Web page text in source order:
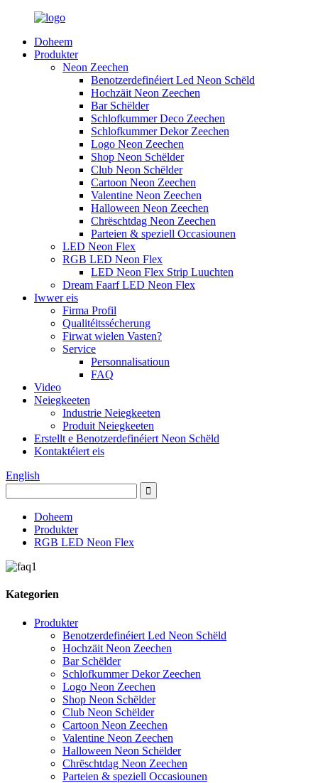
Doheem
Produkter
Neon Zeechen
Benotzerdefinéiert Led Neon Schëld
Hochzäit Neon Zeechen
Bar Schëlder
Schlofkummer Deco Zeechen
Schlofkummer Dekor Zeechen
Logo Neon Zeechen
Shop Neon Schëlder
Club Neon Schëlder
Cartoon Neon Zeechen
Valentine Neon Zeechen
Halloween Neon Zeechen
Chrëschtdag Neon Zeechen
Parteien & speziell Occasiounen
LED Neon Flex
RGB LED Neon Flex
LED Neon Flex Strip Luuchten
Dream Faarf LED Neon Flex
Iwwer eis
Firma Profil
Qualitéitssécherung
Firwat wielen Vasten?
Service
Personnalisatioun
FAQ
Video
Neiegkeeten
Industrie Neiegkeeten
Produit Neiegkeeten
Erstellt e Benotzerdefinéiert Neon Schëld
Kontaktéiert eis
English
Doheem
Produkter
RGB LED Neon Flex
Kategorien
Produkter
Benotzerdefinéiert Led Neon Schëld
Hochzäit Neon Zeechen
Bar Schëlder
Schlofkummer Dekor Zeechen
Logo Neon Zeechen
Shop Neon Schëlder
Club Neon Schëlder
Cartoon Neon Zeechen
Valentine Neon Zeechen
Halloween Neon Schëlder
Chrëschtdag Neon Zeechen
Parteien & speziell Occasiounen